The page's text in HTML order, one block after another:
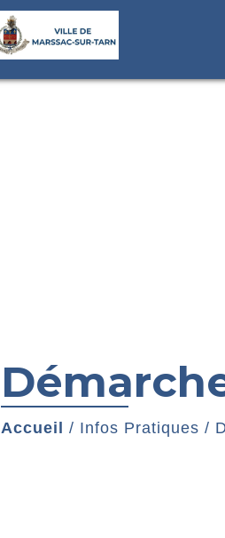
Accueil / Infos Pratiques /